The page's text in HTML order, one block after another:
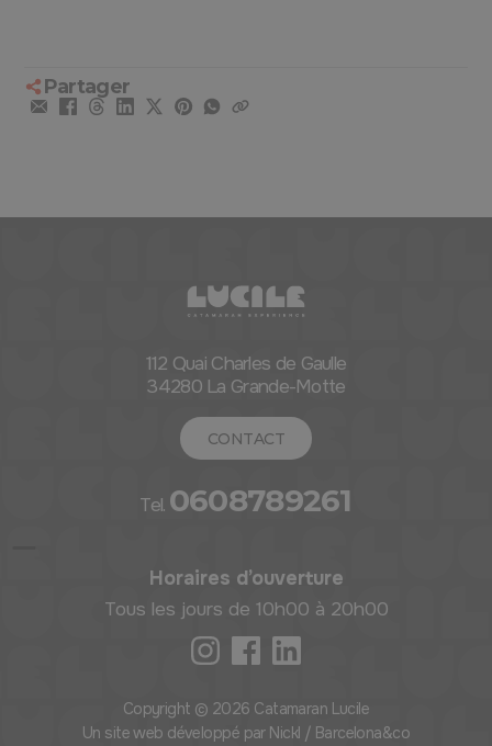
Partager
112 Quai Charles de Gaulle
34280 La Grande-Motte
CONTACT
Tel. 0608789261
Horaires d’ouverture
Tous les jours de 10h00 à 20h00
Copyright © 2026 Catamaran Lucile
Un site web développé par Nickl / Barcelona&co